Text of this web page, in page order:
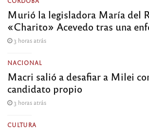
Murió la legisladora María del
«Charito» Acevedo tras una
3 horas atrás
NACIONAL
Macri salió a desafiar a Milei
candidato propio
3 horas atrás
CULTURA